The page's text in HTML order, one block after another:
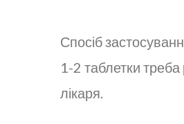
Спосіб
1-2 таблетки
лікаря.